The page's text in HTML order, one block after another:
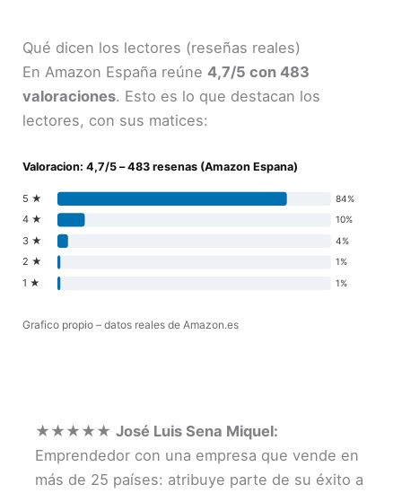
Qué dicen los lectores (reseñas reales)
En Amazon España reúne4,7/5 con 483
valoraciones. Esto es lo que destacan los
lectores, con sus matices:
Valoracion: 4,7/5 – 483 resenas (Amazon Espana)
5 ★ 84%
4 ★ 10%
3 ★ 4%
2 ★ 1%
1 ★ 1%
Grafico propio – datos reales de Amazon.es
★★★★★José Luis Sena Miquel:
Emprendedor con una empresa que vende en
más de 25 países: atribuye parte de su éxito a